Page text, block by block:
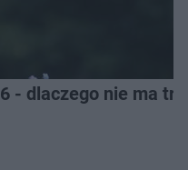
- dlaczego nie ma